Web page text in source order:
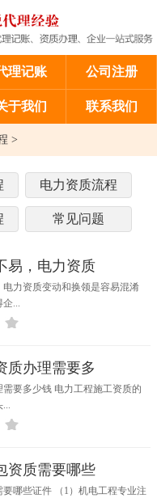
理记账 公司注册
于我们 联系我们
>
电力资质流程
常见问题
易，电力资质
力资质变动和换领是容易混淆
...
质办理需要多
要多少钱 电力工程施工资质的
...
资质需要哪些
哪些证件 （1）机电工程专业注